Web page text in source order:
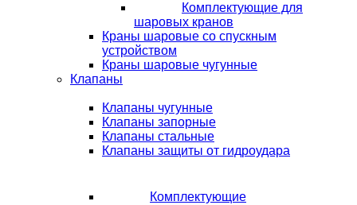
Комплектующие для
шаровых кранов
Краны шаровые со спускным
устройством
Краны шаровые чугунные
Клапаны
Клапаны чугунные
Клапаны запорные
Клапаны стальные
Клапаны защиты от гидроудара
Комплектующие